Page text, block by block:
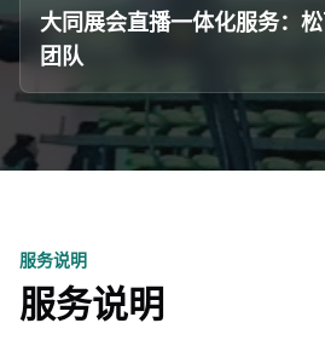
大同展会直播一体化服务：
团队
服务说明
服务说明